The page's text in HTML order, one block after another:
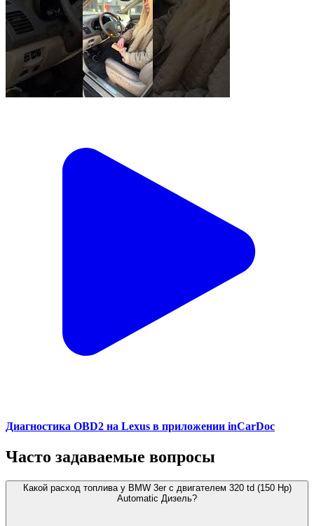
Диагностика OBD2 на Lexus в приложении inCarDoc
Часто задаваемые вопросы
Какой расход топлива у BMW 3er с двигателем 320 td (150 Hp)
Automatic Дизель?